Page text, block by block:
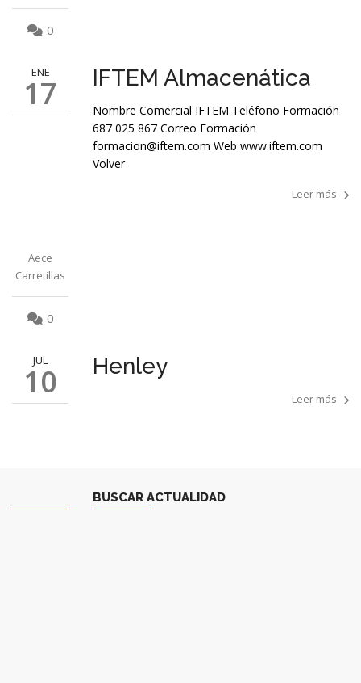
0
ENE
17
Aece
Carretillas
0
IFTEM Almacenática
Nombre Comercial IFTEM Teléfono Formación
687 025 867 Correo Formación
formacion@iftem.com Web www.iftem.com
Volver
Leer más
JUL
10 Henley
Leer más
BUSCAR ACTUALIDAD